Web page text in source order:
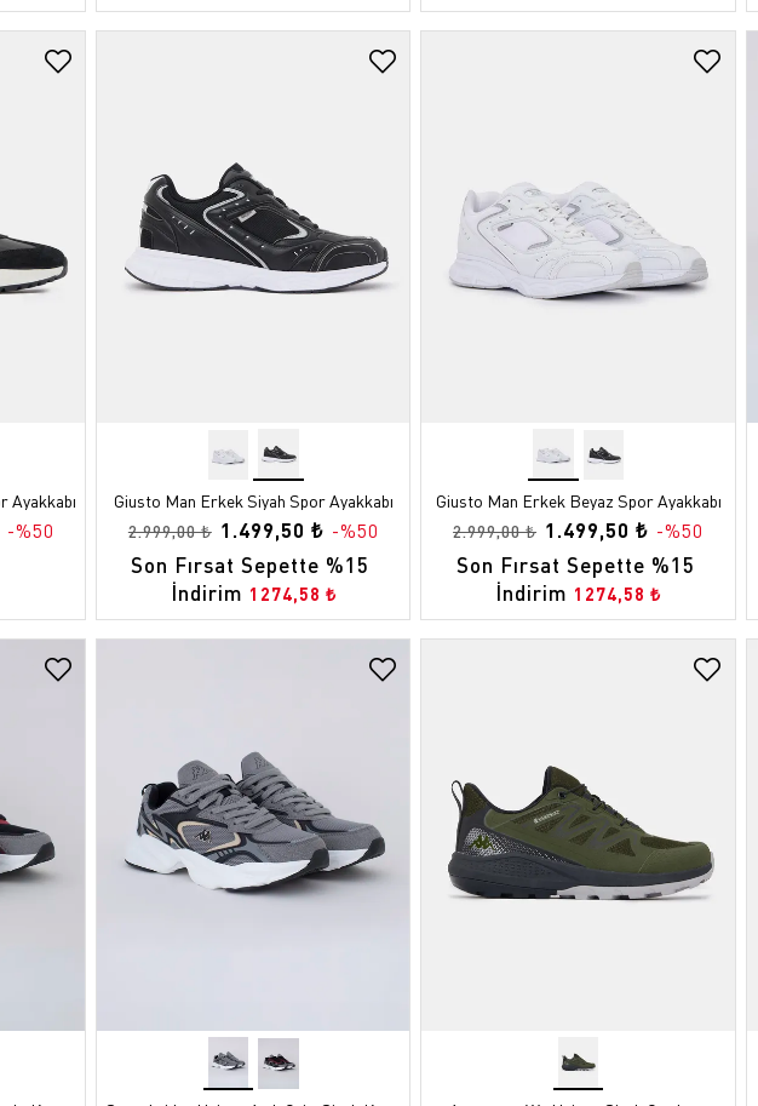
Ayakkabı
-%50
Giusto Man Erkek Siyah Spor Ayakkabı
2.999,00 ₺ 1.499,50 ₺ -%50
Son Fırsat Sepette %15
İndirim 1274,58 ₺
Giusto Man Erkek Beyaz Spor Ayakkabı
2.999,00 ₺ 1.499,50 ₺ -%50
Son Fırsat Sepette %15
İndirim 1274,58 ₺